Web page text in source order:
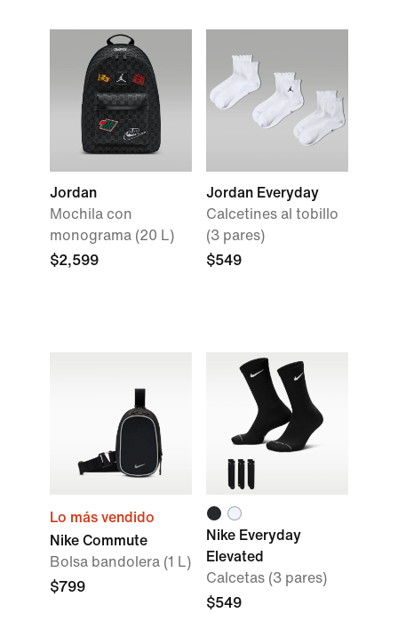
Jordan
Mochila con
monograma (20 L)
$2,599
Jordan Everyday
Calcetines al tobillo
(3 pares)
$549
Lo más vendido
Nike Commute
Bolsa bandolera (1 L)
$799
Nike Everyday
Elevated
Calcetas (3 pares)
$549